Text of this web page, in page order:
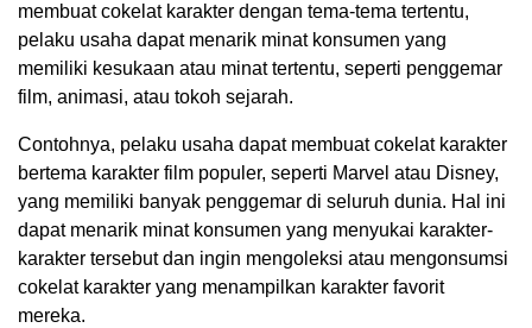
membuat cokelat karakter dengan tema-tema tertentu,
pelaku usaha dapat menarik minat konsumen yang
memiliki kesukaan atau minat tertentu, seperti penggemar
film, animasi, atau tokoh sejarah.
Contohnya, pelaku usaha dapat membuat cokelat karakter
bertema karakter film populer, seperti Marvel atau Disney,
yang memiliki banyak penggemar di seluruh dunia. Hal ini
dapat menarik minat konsumen yang menyukai karakter-
karakter tersebut dan ingin mengoleksi atau mengonsumsi
cokelat karakter yang menampilkan karakter favorit
mereka.